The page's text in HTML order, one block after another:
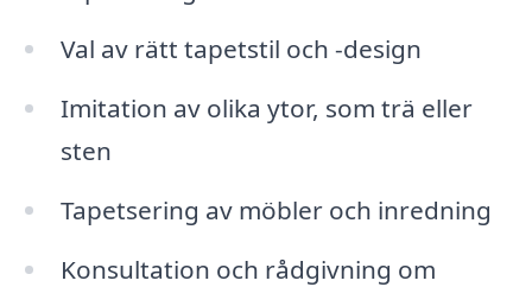
Val av rätt tapetstil och -design
Imitation av olika ytor, som trä eller
sten
Tapetsering av möbler och inredning
Konsultation och rådgivning om